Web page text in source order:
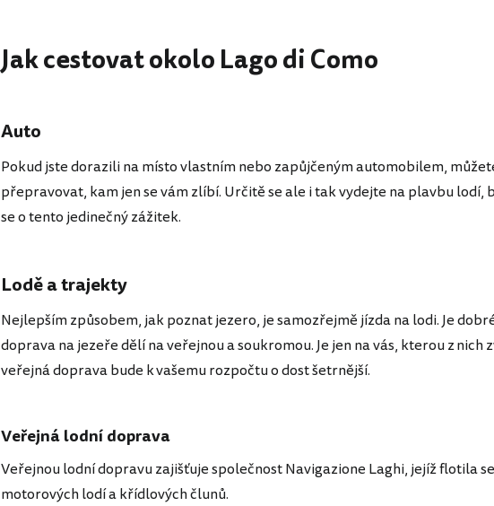
Jak cestovat okolo Lago di Como
Auto
Pokud jste dorazili na místo vlastním nebo zapůjčeným automobilem,
přepravovat, kam jen se vám zlíbí. Určitě se ale i tak vydejte na plavbu lodí,
se o tento jedinečný zážitek.
Lodě a trajekty
Nejlepším způsobem, jak poznat jezero, je samozřejmě jízda na lodi. Je
doprava na jezeře dělí na veřejnou a soukromou. Je jen na vás, kterou z nich
veřejná doprava bude k vašemu rozpočtu o dost šetrnější.
Veřejná lodní doprava
Veřejnou lodní dopravu zajišťuje společnost Navigazione Laghi, jejíž flotila
motorových lodí a křídlových člunů.